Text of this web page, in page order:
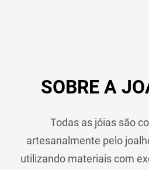
SOBRE A
Todas as jóias são
artesanalmente pelo
utilizando materiais com